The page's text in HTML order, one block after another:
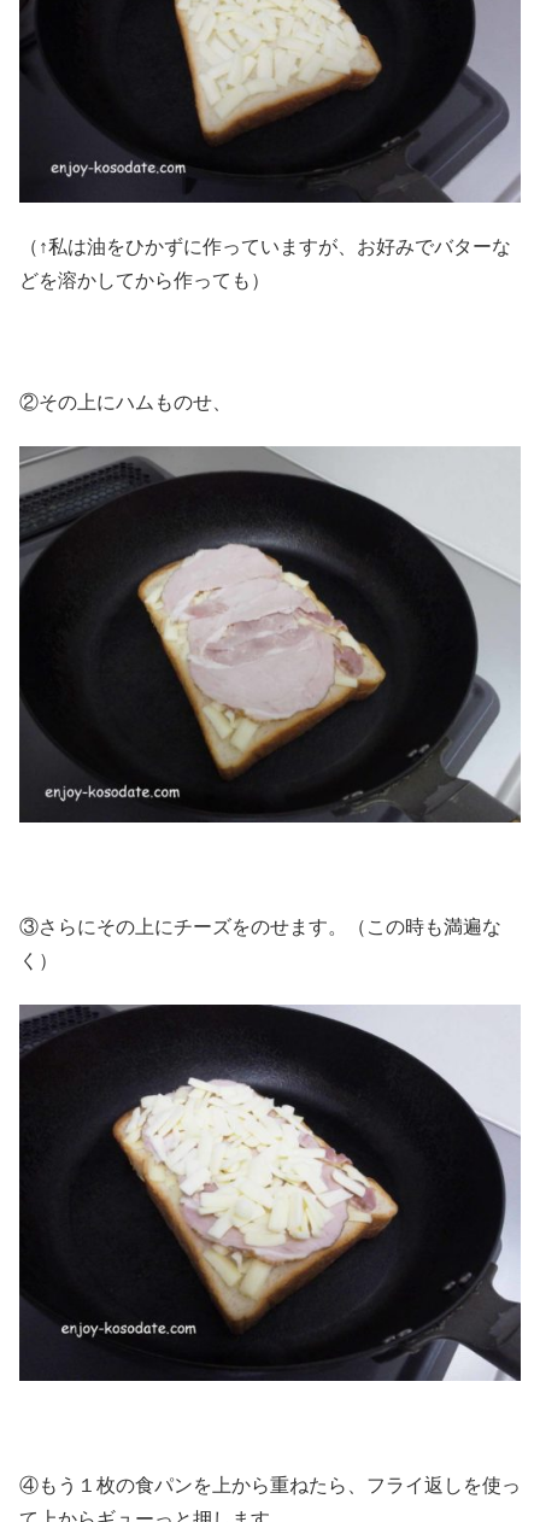
（↑私は油をひかずに作っていますが、お好みでバターな
どを溶かしてから作っても）
②その上にハムものせ、
③さらにその上にチーズをのせます。（この時も満遍な
く）
④もう１枚の食パンを上から重ねたら、フライ返しを使っ